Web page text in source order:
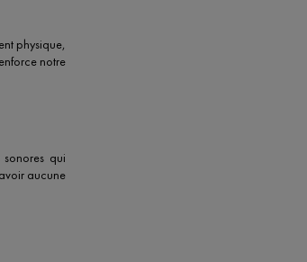
physique,
notre
qui
aucune